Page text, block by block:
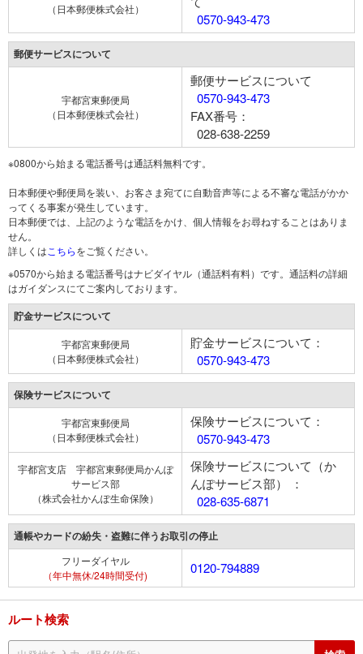
（日本郵便株式会社）
0570-943-473
郵便サービスについて
宇都宮東郵便局
（日本郵便株式会社）
郵便サービスについて
0570-943-473
FAX番号：
028-638-2259
※0800から始まる電話番号は通話料無料です。
日本郵便や郵便局を装い、お客さま宛てに自動音声等による不審な電話がかか
ってくる事案が発生しています。
日本郵便では、上記のような電話をかけ、個人情報をお尋ねすることはありま
せん。
詳しくは こちらをご覧ください。
※0570から始まる電話番号はナビダイヤル（通話料有料）です。通話料の詳細
はガイダンスにてご案内しております。
貯金サービスについて
宇都宮東郵便局
（日本郵便株式会社）
貯金サービスについて：
0570-943-473
保険サービスについて
宇都宮東郵便局
（日本郵便株式会社）
保険サービスについて：
0570-943-473
宇都宮支店 宇都宮東郵便局かんぽ
サービス部
（株式会社かんぽ生命保険）
保険サービスについて（か
んぽサービス部） ：
028-635-6871
通帳やカードの紛失・盗難に伴うお取引の停止
フリーダイヤル
（年中無休/24時間受付)
0120-794889
ルート検索